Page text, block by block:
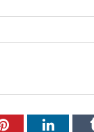
Pinterest